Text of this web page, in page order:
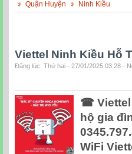
Quận Huyện
Ninh Kiều
Viettel Ninh Kiều Hỗ
Đăng lúc: Thứ hai - 27/01/2025 03:28 -
☎ Viettel
hộ gia
WiFi